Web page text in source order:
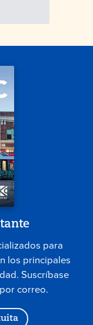
para
los principales
Suscríbase
correo.